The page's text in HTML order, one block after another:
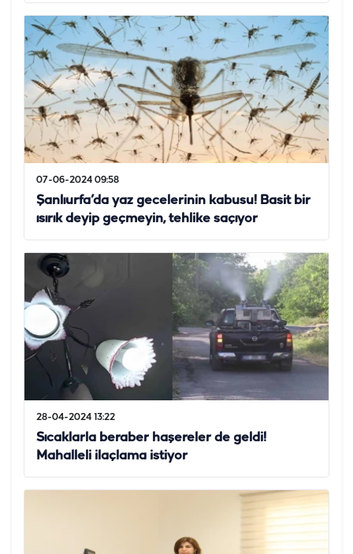
07-06-2024 09:58
Şanlıurfa’da yaz gecelerinin kabusu! Basit bir
ısırık deyip geçmeyin, tehlike saçıyor
28-04-2024 13:22
Sıcaklarla beraber haşereler de geldi!
Mahalleli ilaçlama istiyor